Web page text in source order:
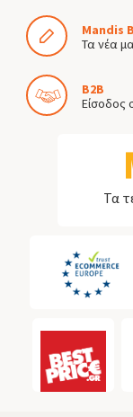
Mandis
Τα νέα
B2B
Είσοδος
Τα